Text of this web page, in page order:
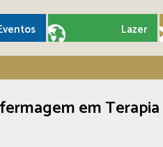
Lazer
em Terapia